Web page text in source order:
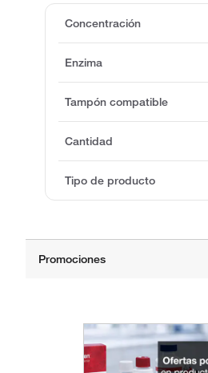
Concentración
Enzima
Tampón compatible
Cantidad
Tipo de producto